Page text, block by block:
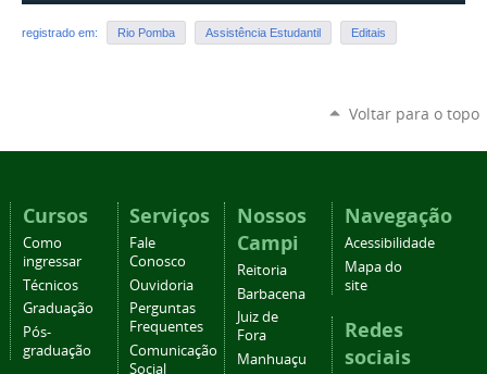
registrado em: Rio Pomba Assistência Estudantil Editais
Voltar para o topo
Cursos
Como
ingressar
Técnicos
Graduação
Pós-
graduação
Serviços
Fale
Conosco
Ouvidoria
Perguntas
Frequentes
Comunicação
Social
Nossos
Campi
Reitoria
Barbacena
Juiz de
Fora
Manhuaçu
Navegação
Acessibilidade
Mapa do
site
Redes
sociais